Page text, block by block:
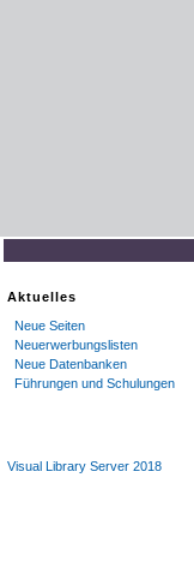
Aktuelles
Neue Seiten
Neuerwerbungslisten
Neue Datenbanken
Führungen und Schulungen
Visual Library Server 2018